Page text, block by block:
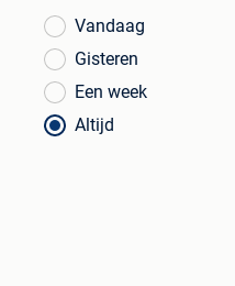
Vandaag
Gisteren
Een week
Altijd